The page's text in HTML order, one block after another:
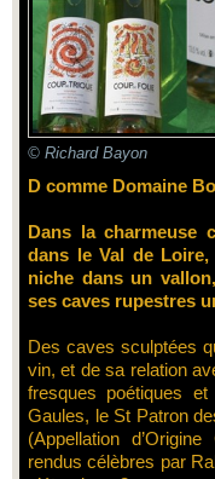
© Richard Bayon
D comme Domaine
Dans la charmeuse
dans le Val de
niche dans un
ses caves rupestres
Des caves sculptées
vin, et de sa relation
fresques poétiques et
Gaules, le St Patron
(Appellation
rendus célèbres par